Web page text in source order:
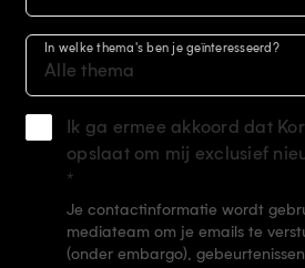
In welke thema's ben je geïnteresseerd?
Alle thema
Ik ga ermee akkoord dat
opslaat om mij exclusief
*
Je contactinformatie wordt
mediateam om je emails te
(onder embargo),